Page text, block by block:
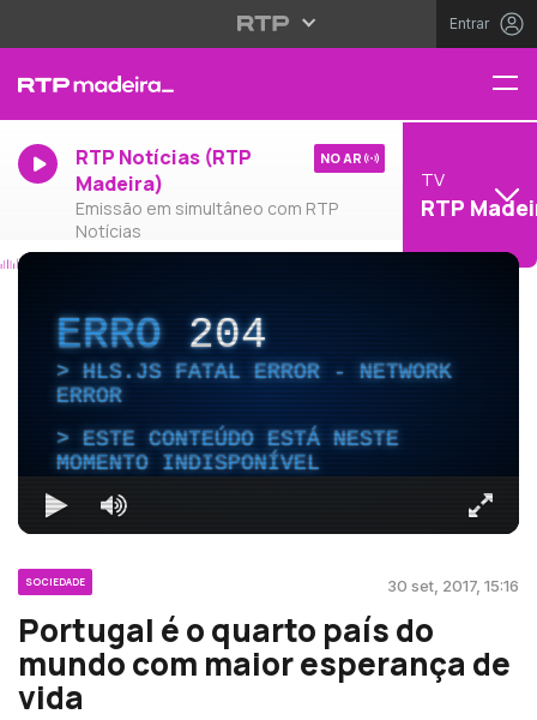
Entrar
RTP Notícias (RTP
Madeira)
Emissão em simultâneo com RTP
Notícias
NO AR
TV
RTP
ERRO204
HLS.JS FATAL ERROR - NETWORK
ERROR
ESTE CONTEÚDO ESTÁ NESTE
MOMENTO INDISPONÍVEL
SOCIEDADE 30 set, 2017, 15:16
Portugal é o quarto país do
mundo com maior esperança de
vida